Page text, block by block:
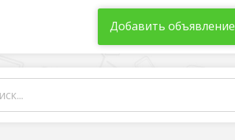
Добавить объявление